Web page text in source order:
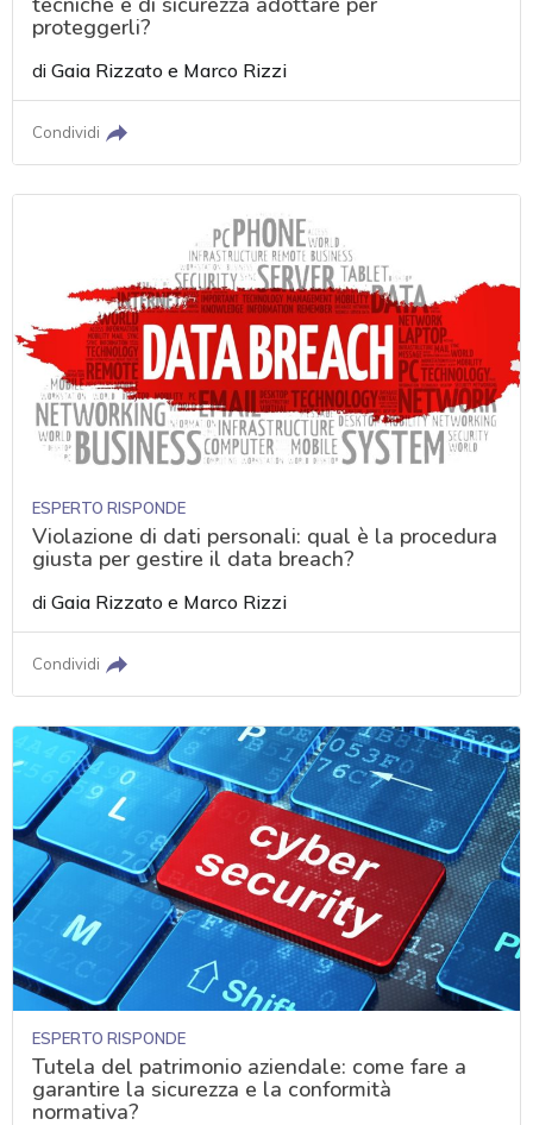
proteggerli?
diGaia Rizzato e Marco Rizzi
Condividi
ESPERTO RISPONDE
Violazione di dati personali: qual è la procedura
giusta per gestire il data breach?
diGaia Rizzato e Marco Rizzi
Condividi
ESPERTO RISPONDE
Tutela del patrimonio aziendale: come fare a
garantire la sicurezza e la conformità
normativa?